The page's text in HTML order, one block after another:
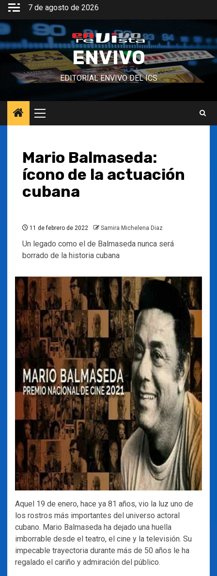
Saltar
contenido
7 de agosto de 2026
ENVIVO
EDITORIAL ENVIVO DEL ICS
Menú
principal
Mario Balmaseda:
ícono de la actuación
cubana
11 de febrero de 2022 Samira Michelena Diaz
Un legado como el de Balmaseda nunca será
borrado de la historia cubana
Aquel 19 de enero, hace ya 81 años, vio la luz uno de
los rostros más importantes del universo actoral
cubano. Mario Balmaseda ha dejado una huella
imborrable desde el teatro, el cine y la televisión. Su
impecable trayectoria durante más de 50 años le ha
regalado el cariño y admiración del público.